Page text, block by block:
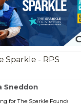
Sparkle - RPS
Sneddon
for The Sparkle Foundation